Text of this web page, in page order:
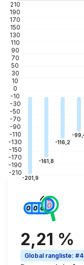
210
190
170
150
130
110
90
70
50
30
10
0
-10
-30
-50
-70
-90
-110
-130
-150
-170
-190
-210
-201,9
-161,8
-116,2
-
2,21 %
Global rangliste: #4